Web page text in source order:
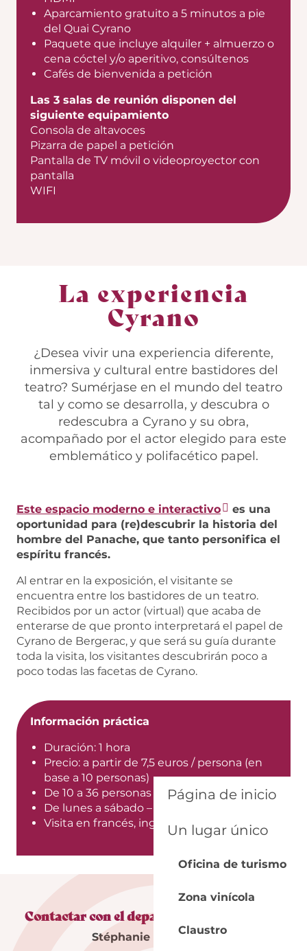
Página de inicio
Un lugar único
Oficina de turismo
Zona vinícola
Claustro
Aparcamiento gratuito a 5 minutos a pie
del Quai Cyrano
Paquete que incluye alquiler + almuerzo o
cena cóctel y/o aperitivo, consúltenos
Cafés de bienvenida a petición
Las 3 salas de reunión disponen del
siguiente equipamiento
Consola de altavoces
Pizarra de papel a petición
Pantalla de TV móvil o videoproyector con
pantalla
WIFI
La experiencia
Cyrano
¿Desea vivir una experiencia diferente,
inmersiva y cultural entre bastidores del
teatro? Sumérjase en el mundo del teatro
tal y como se desarrolla, y descubra o
redescubra a Cyrano y su obra,
acompañado por el actor elegido para este
emblemático y polifacético papel.
Este espacio moderno e interactivo
es una
oportunidad para (re)descubrir la historia del
hombre del Panache, que tanto personifica el
espíritu francés.
Al entrar en la exposición, el visitante se
encuentra entre los bastidores de un teatro.
Recibidos por un actor (virtual) que acaba de
enterarse de que pronto interpretará el papel de
Cyrano de Bergerac, y que será su guía durante
toda la visita, los visitantes descubrirán poco a
poco todas las facetas de Cyrano.
Información práctica
Duración: 1 hora
Precio: a partir de 7,5 euros / persona (en
base a 10 personas)
De 10 a 36 personas
De lunes a sábado – excepto festivos
Visita en francés, inglés
Contactar con el departamento de reservas
Stéphanie & Maureen